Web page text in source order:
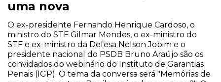
uma nova
O ex-presidente Fernando Henrique Cardoso, o
ministro do STF Gilmar Mendes, o ex-ministro do
STF e ex-ministro da Defesa Nelson Jobim e o
presidente nacional do PSDB Bruno Araújo são os
convidados do webinário do Instituto de Garantias
Penais (IGP). O tema da conversa será "Memórias de